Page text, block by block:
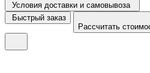
Условия доставки и самовывоза
Быстрый заказ
Рассчитать